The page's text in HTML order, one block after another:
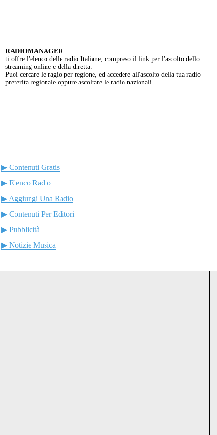
RADIOMANAGER
ti offre l'elenco delle radio Italiane, compreso il link per l'ascolto dello
streaming online e della diretta.
Puoi cercare le ragio per regione, ed accedere all'ascolto della tua radio
preferita regionale oppure ascoltare le radio nazionali.
▶ Contenuti Gratis
▶ Elenco Radio
▶ Aggiungi Una Radio
▶ Contenuti Per Editori
▶ Pubblicità
▶ Notizie Musica